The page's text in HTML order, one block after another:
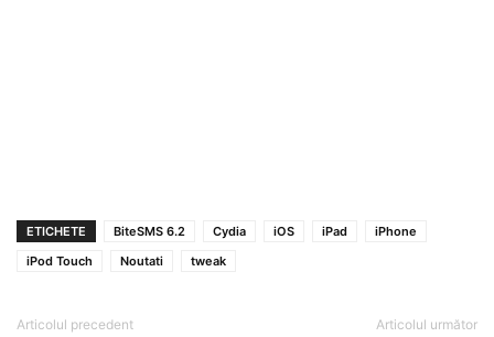
ETICHETE BiteSMS 6.2 Cydia iOS iPad
iPhone
iPod Touch
Noutati tweak
Articolul precedent Articolul următor